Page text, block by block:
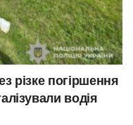
різке погіршення
водія